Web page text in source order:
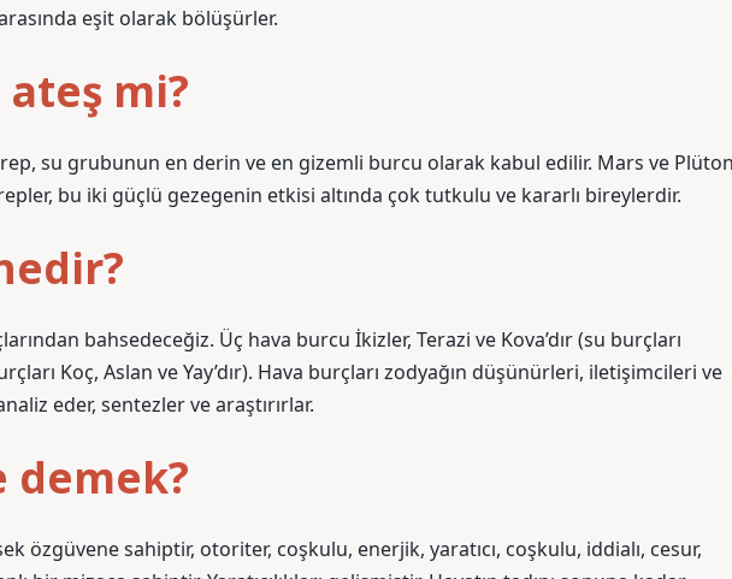
eşit olarak bölüşürler.
mi?
su grubunun en derin ve en gizemli burcu olarak kabul edilir. Mars ve
bu iki güçlü gezegenin etkisi altında çok tutkulu ve kararlı bireylerdir.
bahsedeceğiz. Üç hava burcu İkizler, Terazi ve Kova’dır (su burçları
Koç, Aslan ve Yay’dır). Hava burçları zodyağın düşünürleri, iletişimcileri ve
eder, sentezler ve araştırırlar.
demek?
özgüvene sahiptir, otoriter, coşkulu, enerjik, yaratıcı, coşkulu, iddialı, cesur,